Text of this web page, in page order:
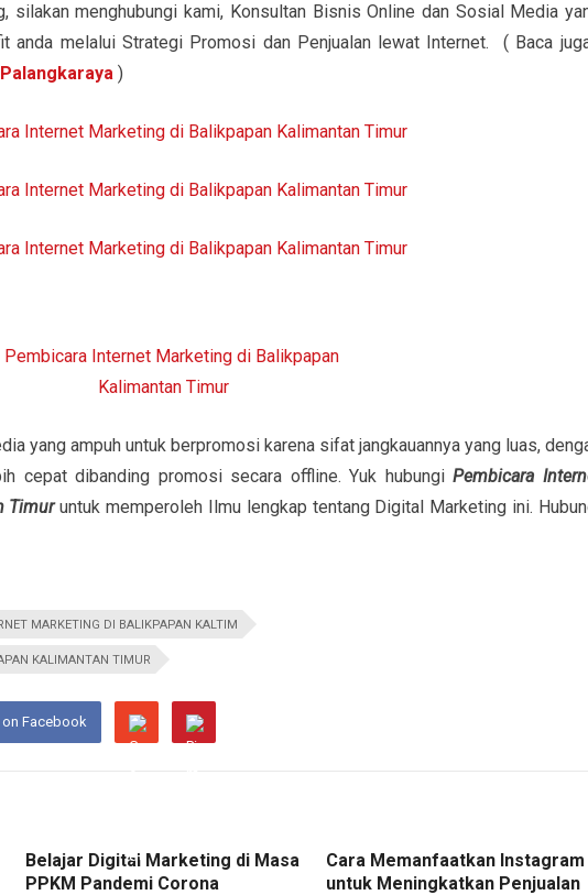
silakan menghubungi kami, Konsultan Bisnis Online dan Sosial Media
anda melalui Strategi Promosi dan Penjualan lewat Internet. ( Baca
)
yang ampuh untuk berpromosi karena sifat jangkauannya yang luas,
cepat dibanding promosi secara offline. Yuk hubungiPembicara
Timuruntuk memperoleh Ilmu lengkap tentang Digital Marketing ini.
MARKETING DI BALIKPAPAN KALTIM
KALIMANTAN TIMUR
on Facebook
Belajar Digital Marketing di Masa
PPKM Pandemi Corona
Cara Memanfaatkan Instagram
untuk Meningkatkan Penjualan